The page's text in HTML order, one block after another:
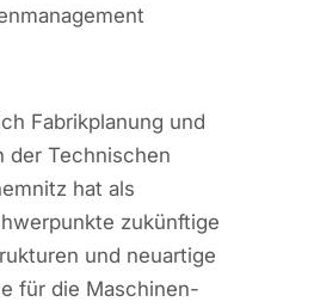
Fabrikplanung und
der Technischen
hat als
zukünftige
und neuartige
für die Maschinen-